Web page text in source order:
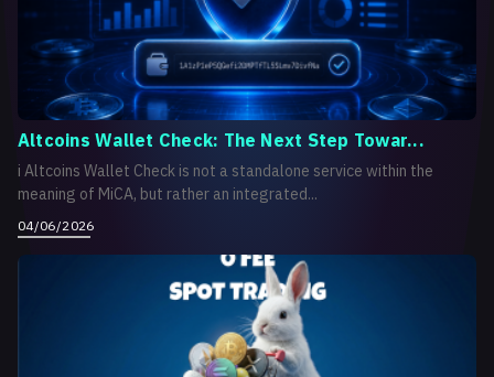
Altcoins Wallet Check: The Next Step Towar...
i Altcoins Wallet Check is not a standalone service within the
meaning of MiCA, but rather an integrated...
04/06/2026